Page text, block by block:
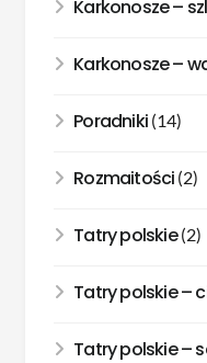
Karkonosze –
Karkonosze –
Poradniki(14)
Rozmaitości (2)
Tatry polskie(2)
Tatry polskie –
Tatry polskie –